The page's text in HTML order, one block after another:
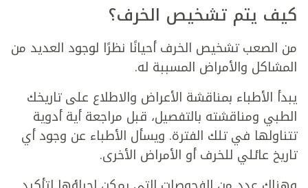
كيف يتم تشخيص الخرف؟
من الصعب تشخيص الخرف أحيانًا نظرًا لوجود العديد من
المشاكل والأمراض المسببة له.
يبدأ الأطباء بمناقشة الأعراض والاطلاع على تاريخك
الطبي ومناقشته بالتفصيل، قبل مراجعة أية أدوية
تتناولها في تلك الفترة. ويسأل الأطباء عن وجود أي
تاريخ عائلي للخرف أو الأمراض الأخرى.